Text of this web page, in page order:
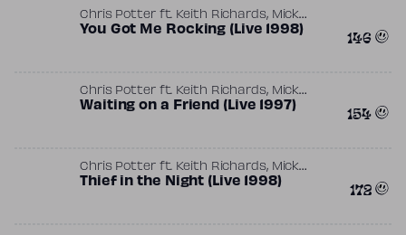
Chris Potterft. Keith Richards, Mick
Jagger,The Glimmer Twins
You Got Me Rocking (Live 1998) 146
Chris Potterft. Keith Richards, Mick
Jagger,The Glimmer Twins
Waiting on a Friend (Live 1997) 154
Chris Potterft. Keith Richards, Mick
Jagger ,Pierre de Beauport ,The Glimmer
Thief in the Night (Live 1998) 172